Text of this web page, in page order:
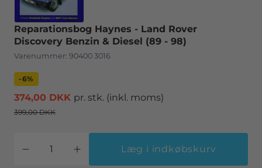
Reparationsbog Haynes - Land Rover
Discovery Benzin & Diesel (89 - 98)
Varenummer: 90400 3016
-6%
374,00 DKK pr. stk. (inkl. moms)
399,00 DKK
Læg i indkøbskurv